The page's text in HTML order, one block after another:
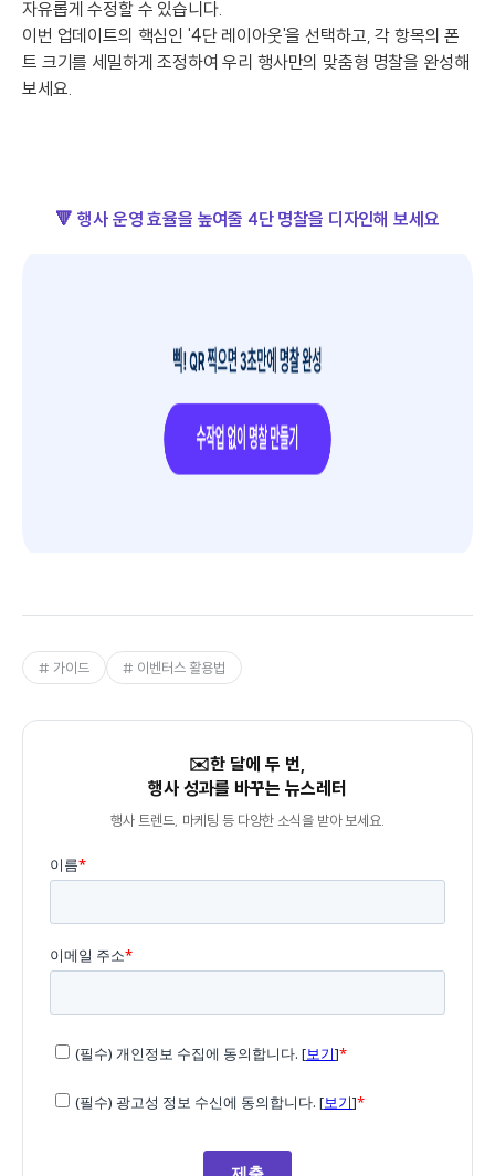
자유롭게 수정할 수 있습니다.
이번 업데이트의 핵심인 '4단 레이아웃'을 선택하고, 각 항목의 폰
트 크기를 세밀하게 조정하여 우리 행사만의 맞춤형 명찰을 완성해
보세요.
🔻 행사 운영 효율을 높여줄 4단 명찰을 디자인해 보세요
# 가이드 # 이벤터스 활용법
✉️한 달에 두 번,
행사 성과를 바꾸는 뉴스레터
행사 트렌드, 마케팅 등 다양한 소식을 받아 보세요.